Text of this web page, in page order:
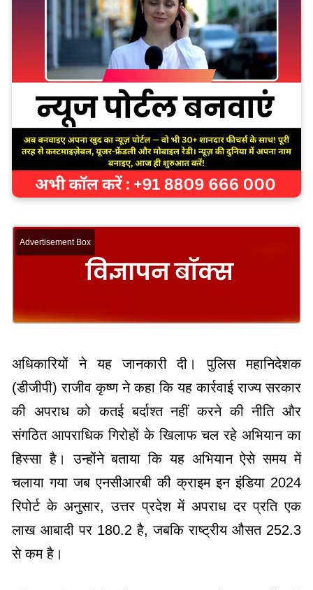
Advertisement Box
अधिकारियों ने यह जानकारी दी। पुलिस महानिदेशक
(डीजीपी) राजीव कृष्ण ने कहा कि यह कार्रवाई राज्य सरकार
की अपराध को कतई बर्दाश्त नहीं करने की नीति और
संगठित आपराधिक गिरोहों के खिलाफ चल रहे अभियान का
हिस्सा है। उन्होंने बताया कि यह अभियान ऐसे समय में
चलाया गया जब एनसीआरबी की क्राइम इन इंडिया 2024
रिपोर्ट के अनुसार, उत्तर प्रदेश में अपराध दर प्रति एक
लाख आबादी पर 180.2 है, जबकि राष्ट्रीय औसत 252.3
से कम है।